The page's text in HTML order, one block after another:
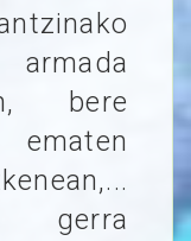
bere
gerra